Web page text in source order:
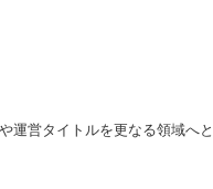
運営タイトルを更なる領域へ